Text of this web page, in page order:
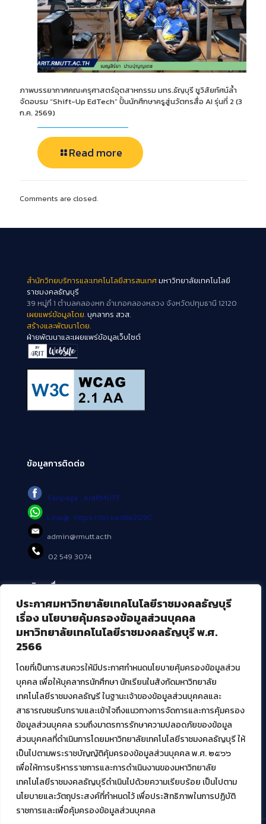
ประกาศมหาวิทยาลัยเทคโนโลยีราชมงคลธัญบุรี
เรื่อง นโยบายคุ้มครองข้อมูลส่วนบุคคล
มหาวิทยาลัยเทคโนโลยีราชมงคลธัญบุรี พ.ศ.
2566
โดยที่เป็นการสมควรให้มีประกาศกำหนดนโยบายคุ้มครองข้อมูลส่วน
บุคคล เพื่อให้บุคลากรนักศึกษา นักเรียนในสังกัดมหาวิทยาลัย
เทคโนโลยีราชมงคลธัญรี ในฐานะเจ้าของข้อมูลส่วนบุคคลและ
สาธารณชนรับทราบและเข้าใจถึงแนวทางการจัดการและการคุ้มครอง
ข้อมูลส่วนบุคคล รวมถึงมาตรการรักษาความปลอดภัยของข้อมูล
ส่วนบุคคลที่ดำเนินการโดยมหาวิทยาลัยเทคโนโลยีราชมงคลธัญบุรี ให้
เป็นไปตามพระราชบัญญัติคุ้มครองข้อมูลส่วนบุคคล พ.ศ. ๒๕๖๖
เพื่อให้การบริหารราชการและการดำเนินงานของมหาวิทยาลัย
เทคโนโลยีราชมงคลธัญบุรีดำเนินไปด้วยความเรียบร้อย เป็นไปตาม
นโยบายและวัตถุประสงค์ที่กำหนดไว้ เพื่อประสิทธิภาพในการปฏิบัติ
ราชการและเพื่อคุ้มครองข้อมูลส่วนบุคคล
ภาพบรรยากาศคณะครุศาสตร์อุตสาหกรรม มทร.ธัญบุรี ชูวิสัยทัศน์ล้ำ
จัดอบรม “Shift-Up EdTech” ปั้นนักศึกษาครูสู่นวัตกรสื่อ AI รุ่นที่ 2 (3
ก.ค. 2569)
Read more
Comments are closed.
สำนักวิทยบริการและเทคโนโลยีสารสนเทศมหาวิทยาลัยเทคโนโลยี
ราชมงคลธัญบุรี
39 หมู่ที่ 1 ตำบลคลองหก อำเภอคลองหลวง จังหวัดปทุมธานี 12120
เผยแพร่ข้อมูลโดย.บุคลากร สวส.
สร้างและพัฒนาโดย.
ฝ่ายพัฒนาและเผยแพร่ข้อมูลเว็บไซต์
ข้อมูลการติดต่อ
Fanpage : AritRMUTT
Line@ : https://lin.ee/tXe209C
admin@rmutt.ac.th
02 549 3074
บริการอื่นๆ ของ สวส.
ศูนย์สื่อดิจิทัล
ศูนย์นวัตกรรมและความรู้
ศูนย์พัฒนาและบริการนวัตกรรมดิจิทัล
สมัยใหม่ (MoSeC)
งานบริการวิชาการให้กับหน่วยงานภายนอก
โครงการส่งเสริมและพัฒนาผู้ประกอบการ SME โดย. มทร.ธัญบุรี
กิจกรรมการเชื่อมโยงเครือข่ายผู้ให้บริการเครื่องจักรกลทางการ
เกษตร ภายใต้โครงการส่งเสริมการรแปรรูปสินค้าเกษตรระดับชุมชน
กรมส่งเสริมอุตสาหกรรม
โครงการยกระดับเศรษฐกิจและสังคมรายตำบลแบบบูรณาการ (1
ตำบล 1 มหาวิทยาลัย)